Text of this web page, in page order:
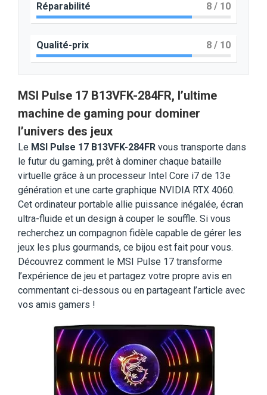
Réparabilité 8 / 10
Qualité-prix 8 / 10
MSI Pulse 17 B13VFK-284FR, l’ultime
machine de gaming pour dominer
l’univers des jeux
Le MSI Pulse 17 B13VFK-284FR vous transporte dans
le futur du gaming, prêt à dominer chaque bataille
virtuelle grâce à un processeur Intel Core i7 de 13e
génération et une carte graphique NVIDIA RTX 4060.
Cet ordinateur portable allie puissance inégalée, écran
ultra-fluide et un design à couper le souffle. Si vous
recherchez un compagnon fidèle capable de gérer les
jeux les plus gourmands, ce bijou est fait pour vous.
Découvrez comment le MSI Pulse 17 transforme
l’expérience de jeu et partagez votre propre avis en
commentant ci-dessous ou en partageant l’article avec
vos amis gamers !